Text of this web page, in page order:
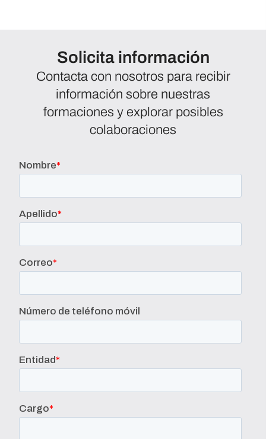
Solicita información
Contacta con nosotros para recibir
información sobre nuestras
formaciones y explorar posibles
colaboraciones